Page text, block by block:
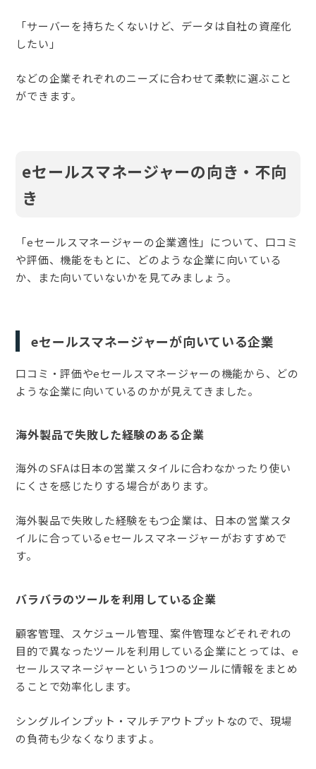
「サーバーを持ちたくないけど、データは自社の資産化
したい」
などの企業それぞれのニーズに合わせて柔軟に選ぶこと
ができます。
eセールスマネージャーの向き・不向
き
「eセールスマネージャーの企業適性」について、口コミ
や評価、機能をもとに、どのような企業に向いている
か、また向いていないかを見てみましょう。
eセールスマネージャーが向いている企業
口コミ・評価やeセールスマネージャーの機能から、どの
ような企業に向いているのかが見えてきました。
海外製品で失敗した経験のある企業
海外のSFAは日本の営業スタイルに合わなかったり使い
にくさを感じたりする場合があります。
海外製品で失敗した経験をもつ企業は、日本の営業スタ
イルに合っているeセールスマネージャーがおすすめで
す。
バラバラのツールを利用している企業
顧客管理、スケジュール管理、案件管理などそれぞれの
目的で異なったツールを利用している企業にとっては、e
セールスマネージャーという1つのツールに情報をまとめ
ることで効率化します。
シングルインプット・マルチアウトプットなので、現場
の負荷も少なくなりますよ。